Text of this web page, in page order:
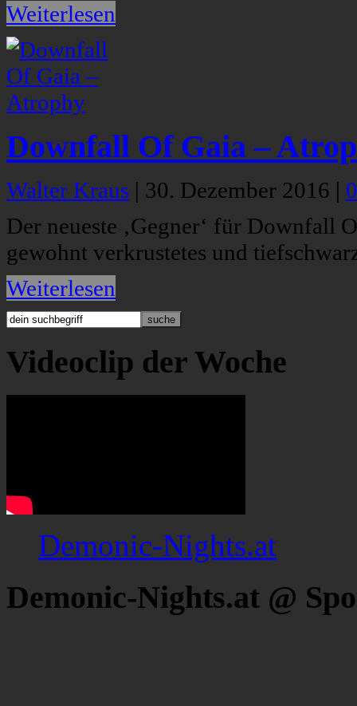
Weiterlesen
Downfall Of Gaia –
Walter Kraus | 30. Dezember 2016 |
Der neueste ‚Gegner‘ für Downfall
gewohnt verkrustetes und
Weiterlesen
Videoclip der Woche
Demonic-Nights.at
Demonic-Nights.at @